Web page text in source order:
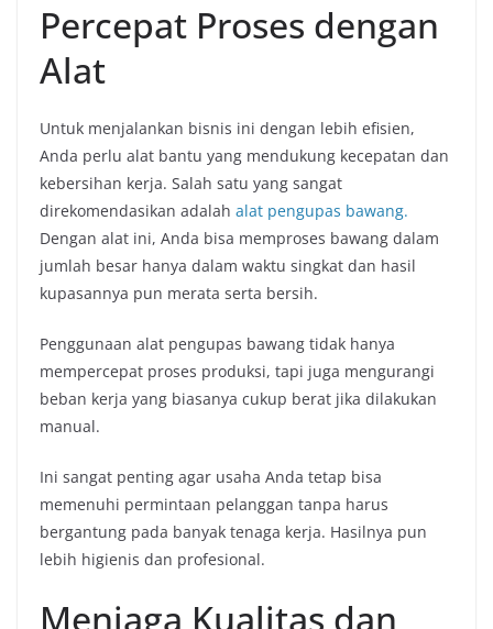
Percepat Proses dengan
Alat
Untuk menjalankan bisnis ini dengan lebih efisien,
Anda perlu alat bantu yang mendukung kecepatan dan
kebersihan kerja. Salah satu yang sangat
direkomendasikan adalah alat pengupas bawang.
Dengan alat ini, Anda bisa memproses bawang dalam
jumlah besar hanya dalam waktu singkat dan hasil
kupasannya pun merata serta bersih.
Penggunaan alat pengupas bawang tidak hanya
mempercepat proses produksi, tapi juga mengurangi
beban kerja yang biasanya cukup berat jika dilakukan
manual.
Ini sangat penting agar usaha Anda tetap bisa
memenuhi permintaan pelanggan tanpa harus
bergantung pada banyak tenaga kerja. Hasilnya pun
lebih higienis dan profesional.
Menjaga Kualitas dan